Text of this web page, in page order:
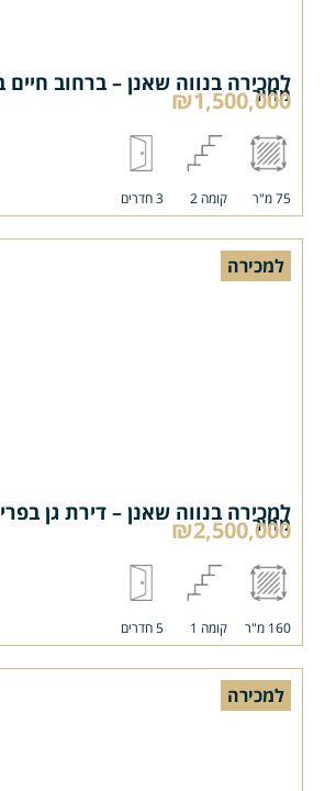
למכירה בנווה שאנן – ברחוב
מחיר
₪1,500,000
75 מ"ר קומה 2 3 חדרים
למכירה
למכירה בנווה שאנן – דירת גן
מחיר
₪2,500,000
160 מ"ר קומה 1 5 חדרים
למכירה